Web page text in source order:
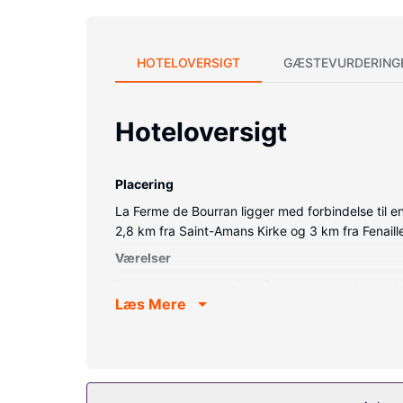
HOTELOVERSIGT
Hoteloversigt
Placering
La Ferme de Bourran ligger med forbindelse til
2,8 km fra Saint-Amans Kirke og 3 km fra
Værelser
underholdningen. Værelset har et privat
dette hotel inkluderer spillehal/spillerum, pejs i
Læs Mere